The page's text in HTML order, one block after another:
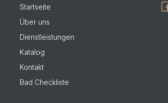
Startseite
Über uns
Dienstleistungen
Katalog
Kontakt
Bad Checkliste